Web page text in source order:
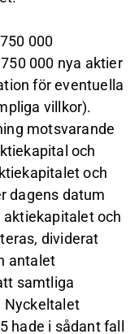
000
000 nya aktier
för eventuella
villkor).
motsvarande
och
och
dagens datum
och
dividerat
antalet
samtliga
Nyckeltalet
hade i sådant fall